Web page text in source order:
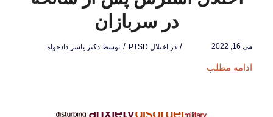
در سربازان
می 16, 2022 / در اختلال PTSD / توسط دکتر یاسر دادخواه
ادامه مطلب